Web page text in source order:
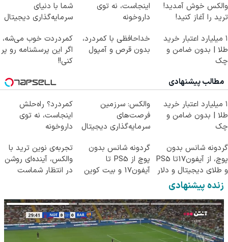
والکس خوش آمدید!
ترید را آغاز کنید!
اینجاست، نه توی
داروخونه
شما با دنیای
سرمایه‌گذاری دیجیتال
۱ میلیارد اعتبار خرید
طلا | بدون ضامن و
چک
خداحافظی با کمردرد،
بدون قرص و آمپول
کمردردت خوب می‌شه،
اگر این پرسشنامه رو پر
کنی!!
مطالب پیشنهادی
۱ میلیارد اعتبار خرید
طلا | بدون ضامن و
چک
والکس: سرزمین
فرصت‌های
سرمایه‌گذاری دیجیتال
کمردرد؟ راه‌حلش
اینجاست، نه توی
داروخونه
گردونه شانس بدون
پوچ، از آیفون17تا PS5
و طلای دیجیتال و دلار
🔥
گردونه شانس بدون
پوچ از PS5 تا
آیفون17 و بیت کوین
تجربه‌ی نوین ترید با
والکس، آینده‌ای روشن
در انتظار شماست
زنده پیشنهادی